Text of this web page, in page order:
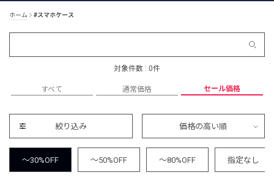
ホーム #スマホケース
対象件数 : 0件
すべて 通常価格 セール価格
絞り込み 価格の高い順
～30%OFF ～50%OFF ～80%OFF 指定なし